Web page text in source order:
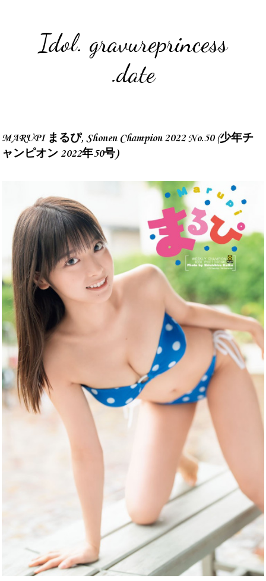
Idol. gravureprincess
.date
MARUPI まるぴ, Shonen Champion 2022 No.50 (少年チ
ャンピオン 2022年50号)